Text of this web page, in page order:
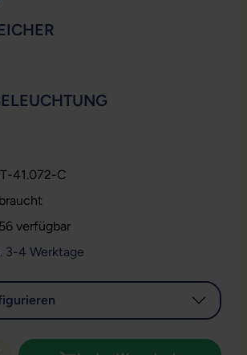
41.072-C
verfügbar
3-4 Werktage